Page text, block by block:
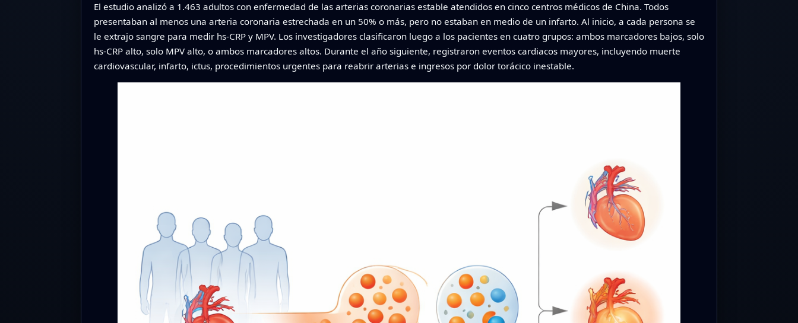
El estudio analizó a 1.463 adultos con enfermedad de las arterias coronarias estable atendidos en cinco centros médicos de China. Todos
presentaban al menos una arteria coronaria estrechada en un 50% o más, pero no estaban en medio de un infarto. Al inicio, a cada persona se
le extrajo sangre para medir hs‑CRP y MPV. Los investigadores clasificaron luego a los pacientes en cuatro grupos: ambos marcadores bajos, solo
hs‑CRP alto, solo MPV alto, o ambos marcadores altos. Durante el año siguiente, registraron eventos cardiacos mayores, incluyendo muerte
cardiovascular, infarto, ictus, procedimientos urgentes para reabrir arterias e ingresos por dolor torácico inestable.